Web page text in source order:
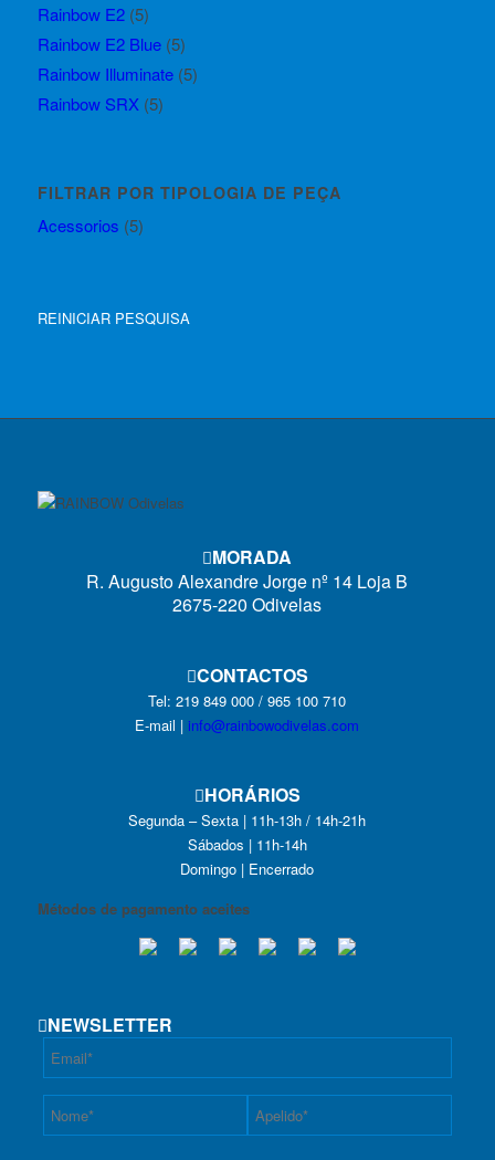
Rainbow E2 (5)
Rainbow E2 Blue (5)
Rainbow Illuminate (5)
Rainbow SRX (5)
FILTRAR POR TIPOLOGIA DE PEÇA
Acessorios (5)
REINICIAR PESQUISA
MORADA
R. Augusto Alexandre Jorge nº 14 Loja B
2675-220 Odivelas
CONTACTOS
Tel: 219 849 000 / 965 100 710
E-mail | info@rainbowodivelas.com
HORÁRIOS
Segunda – Sexta | 11h-13h / 14h-21h
Sábados | 11h-14h
Domingo | Encerrado
Métodos de pagamento aceites
NEWSLETTER